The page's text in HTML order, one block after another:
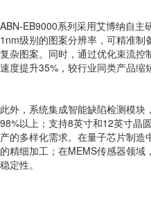
ABN-EB9000系列采用艾博纳自主
1nm级别的图案分辨率，可精准
复杂图案。同时，通过优化束流控
速度提升35%，较行业同类产品缩
此外，系统集成智能缺陷检测模
98%以上；支持8英寸和12英寸晶
产的多样化需求。在量子芯片制
的精细加工；在MEMS传感器领
稳定性。